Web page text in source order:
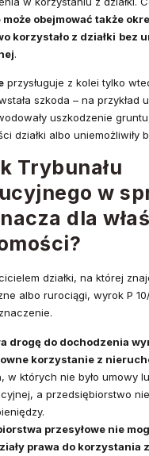
obejmować także
korzystało z działki bez
.
przysługuje z kolei tylko
szkoda – na przykład
uszkodzenie
działki albo uniemożliwiły
Trybunału
w
dla
działki, na której
albo rurociągi, wyrok P
drogę do dochodzenia
korzystanie z
, w których nie było umowy
a przedsiębiorstwo nie
przesyłowe nie
prawa do korzystania